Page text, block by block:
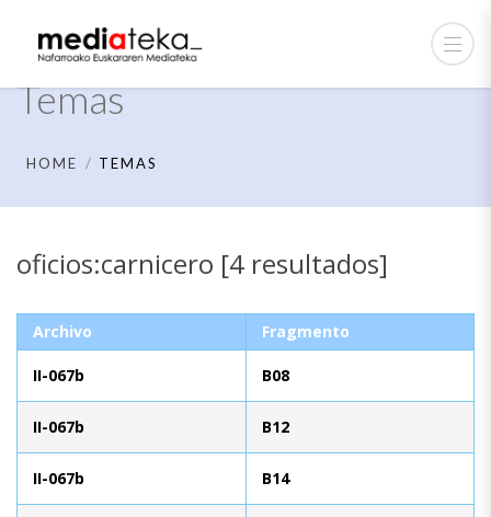
Temas
HOME TEMAS
oficios:carnicero [4 resultados]
Archivo Fragmento
II-067b B08
II-067b B12
II-067b B14